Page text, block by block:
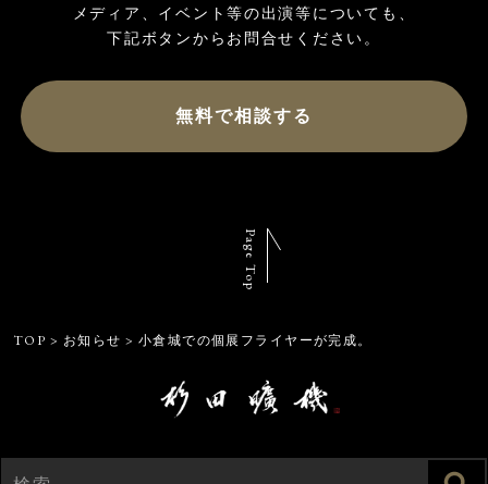
メディア、イベント等の出演等についても、
無料で相談する
Page Top
TOP > お知らせ > 小倉城での個展フライヤーが完成。
検